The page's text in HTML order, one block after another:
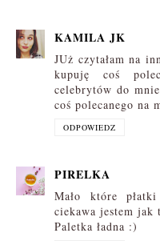
KAMILA JK
JUż czytałam na
kupuję coś
celebrytów do
coś polecanego na
ODPOWIEDZ
PIRELKA
Mało które
ciekawa jestem jak
Paletka ładna :)